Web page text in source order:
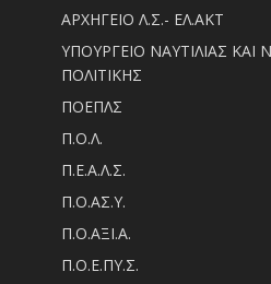
ΑΡΧΗΓΕΙΟ Λ.Σ.- ΕΛ.ΑΚΤ
ΥΠΟΥΡΓΕΙΟ ΝΑΥΤΙΛΙΑΣ ΚΑΙ
ΠΟΛΙΤΙΚΗΣ
ΠΟΕΠΛΣ
Π.Ο.Λ.
Π.Ε.Α.Λ.Σ.
Π.Ο.ΑΣ.Υ.
Π.Ο.ΑΞΙ.Α.
Π.Ο.Ε.ΠΥ.Σ.